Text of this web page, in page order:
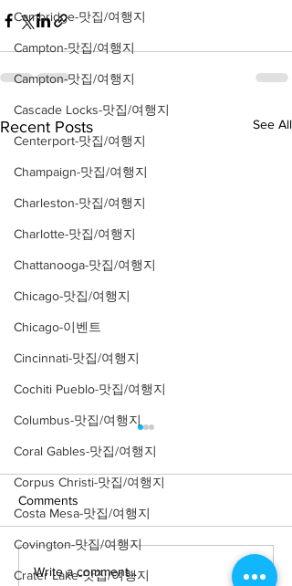
Cambridge-맛집/여행지
Campton-맛집/여행지
Campton-맛집/여행지
Cascade Locks-맛집/여행지
Centerport-맛집/여행지
Champaign-맛집/여행지
Charleston-맛집/여행지
Charlotte-맛집/여행지
Chattanooga-맛집/여행지
Chicago-맛집/여행지
Chicago-이벤트
Cincinnati-맛집/여행지
Cochiti Pueblo-맛집/여행지
Columbus-맛집/여행지
Coral Gables-맛집/여행지
Corpus Christi-맛집/여행지
Costa Mesa-맛집/여행지
Covington-맛집/여행지
Crater Lake-맛집/여행지
Recent Posts See All
[맛집/뉴욕 East Village/스
Comments
Write a comment...